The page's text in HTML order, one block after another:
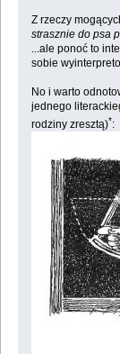
Z rzeczy
strasznie do psa
...ale ponoć to
sobie
No i warto
jednego
rodziny zresztą)*: